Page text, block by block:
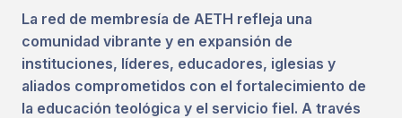
La red de membresía de AETH refleja una
comunidad vibrante y en expansión de
instituciones, líderes, educadores, iglesias y
aliados comprometidos con el fortalecimiento de
la educación teológica y el servicio fiel. A través